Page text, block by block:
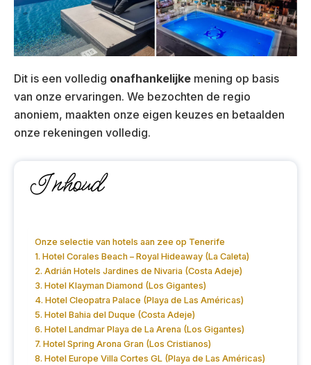
Dit is een volledig onafhankelijke mening op basis
van onze ervaringen. We bezochten de regio
anoniem, maakten onze eigen keuzes en betaalden
onze rekeningen volledig.
Inhoud
Onze selectie van hotels aan zee op Tenerife
1. Hotel Corales Beach – Royal Hideaway (La Caleta)
2. Adrián Hotels Jardines de Nivaria (Costa Adeje)
3. Hotel Klayman Diamond (Los Gigantes)
4. Hotel Cleopatra Palace (Playa de Las Américas)
5. Hotel Bahia del Duque (Costa Adeje)
6. Hotel Landmar Playa de La Arena (Los Gigantes)
7. Hotel Spring Arona Gran (Los Cristianos)
8. Hotel Europe Villa Cortes GL (Playa de Las Américas)